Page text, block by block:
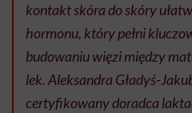
kontakt skóra do skóry
hormonu, który pełni
budowaniu więzi między
lek. Aleksandra Gładyś-
certyfikowany doradca